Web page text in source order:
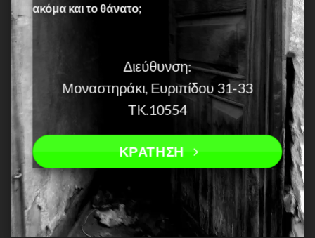
ακόμα και το θάνατο;
Διεύθυνση:
Μοναστηράκι, Ευριπίδου 31-33
TK.10554
ΚΡΑΤΗΣΗ